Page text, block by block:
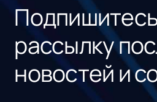
рассылку
новостей и